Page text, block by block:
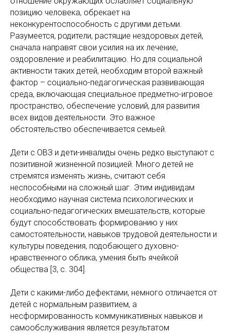
позицию человека, обрекает на
неконкурентоспособность с другими детьми.
Разумеется, родители, растящие нездоровых детей,
сначала направят свои усилия на их лечение,
оздоровление и реабилитацию. Но для социальной
активности таких детей, необходим второй важный
фактор – социально-педагогическая развивающая
среда, включающая специальное предметно-игровое
пространство, обеспечение условий, для развития
всех видов деятельности. Это важное
обстоятельство обеспечивается семьей.
Дети с ОВЗ и дети-инвалиды очень редко выступают с
позитивной жизненной позицией. Много детей не
стремятся изменять жизнь, считают себя
неспособными на сложный шаг. Этим индивидам
необходимо научная система психологических и
социально-педагогических вмешательств, которые
будут способствовать формированию у них
самостоятельности, навыков трудовой деятельности и
культуры поведения, подобающего духовно-
нравственного облика, умения быть ячейкой
общества [3, с. 304].
Дети с какими-либо дефектами, немного отличается от
детей с нормальным развитием, а
несформированность коммуникативных навыков и
самообслуживания является результатом